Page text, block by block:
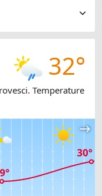
32°
Temperature